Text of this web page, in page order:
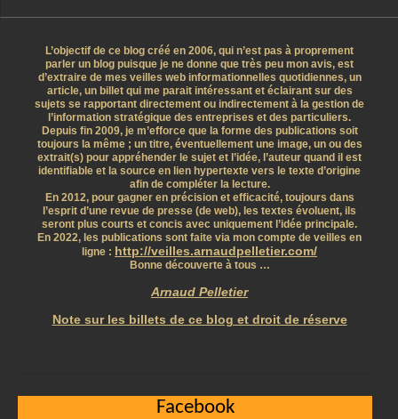
L’objectif de ce blog créé en 2006, qui n’est pas à proprement
parler un blog puisque je ne donne que très peu mon avis, est
d’extraire de mes veilles web informationnelles quotidiennes, un
article, un billet qui me parait intéressant et éclairant sur des
sujets se rapportant directement ou indirectement à la gestion de
l’information stratégique des entreprises et des particuliers.
Depuis fin 2009, je m’efforce que la forme des publications soit
toujours la même ; un titre, éventuellement une image, un ou des
extrait(s) pour appréhender le sujet et l’idée, l’auteur quand il est
identifiable et la source en lien hypertexte vers le texte d’origine
afin de compléter la lecture.
En 2012, pour gagner en précision et efficacité, toujours dans
l’esprit d’une revue de presse (de web), les textes évoluent, ils
seront plus courts et concis avec uniquement l’idée principale.
En 2022, les publications sont faite via mon compte de veilles en
ligne : http://veilles.arnaudpelletier.com/
Bonne découverte à tous …
Arnaud Pelletier
Note sur les billets de ce blog et droit de réserve
Facebook